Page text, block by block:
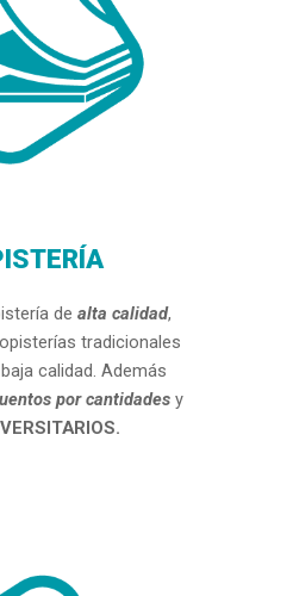
de alta calidad,
tradicionales
calidad. Además
por cantidadesy